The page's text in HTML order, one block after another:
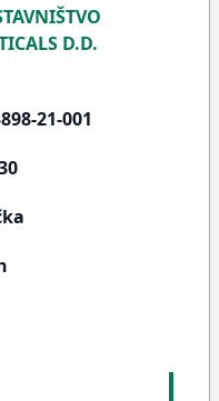
D.D.
21-001